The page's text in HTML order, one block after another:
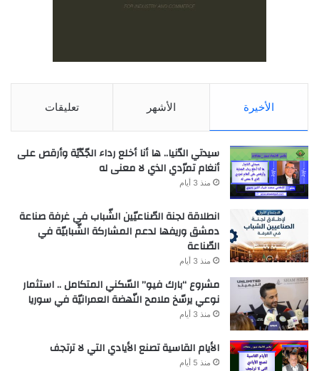
الأخيرة الأشهر تعليقات
سيدتي الدّنيا.. ها أنا أخلع رداء الجّدّيّة وأرقص على
أنغام تمرّدي الذي لا معنى له
منذ 3 أيام
انطلاقة لجنة الصّناعيّين الشّباب في غرفة صناعة
دمشق وريفها لدعم المشاركة الشّبابيّة في
الصّناعة
منذ 3 أيام
مشروع “بارك فيو” السّكني المتكامل .. استثمار
نوعي يرسّخ ملامح النّهضة العمرانيّة في سوريا
منذ 3 أيام
الأيام القاسية تصنع الأيادي التي لا ترتجف
منذ 5 أيام